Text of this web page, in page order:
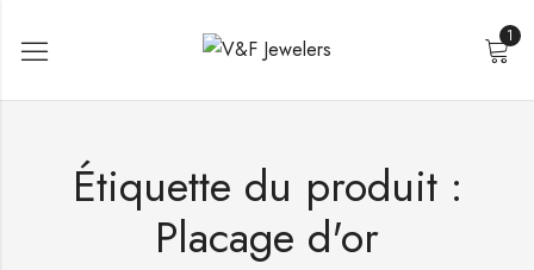
1
Étiquette du produit :
Placage d'or